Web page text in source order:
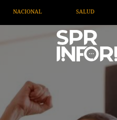
INTERNACIONAL